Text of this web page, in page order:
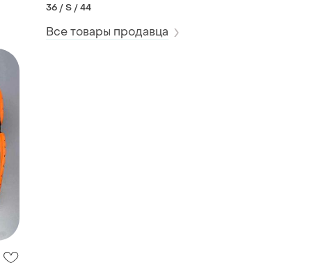
36 / S / 44
Все товары продавца